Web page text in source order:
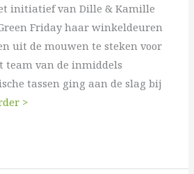
initiatief van Dille & Kamille
Green Friday haar winkeldeuren
uit de mouwen te steken voor
team van de inmiddels
tassen ging aan de slag bij
>